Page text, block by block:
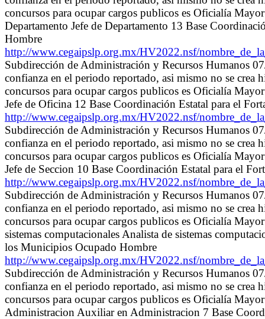
concursos para ocupar cargos publicos es Oficialía
Departamento Jefe de Departamento 13 Base
Hombre
http://www.cegaipslp.org.mx/HV2022.nsf/
Subdirección de Administración y Recursos Humanos
confianza en el periodo reportado, asi mismo no se crea
concursos para ocupar cargos publicos es Oficialía
Jefe de Oficina 12 Base Coordinación Estatal para el
http://www.cegaipslp.org.mx/HV2022.nsf/
Subdirección de Administración y Recursos Humanos
confianza en el periodo reportado, asi mismo no se crea
concursos para ocupar cargos publicos es Oficialía
Jefe de Seccion 10 Base Coordinación Estatal para el
http://www.cegaipslp.org.mx/HV2022.nsf/
Subdirección de Administración y Recursos Humanos
confianza en el periodo reportado, asi mismo no se crea
concursos para ocupar cargos publicos es Oficialía
sistemas computacionales Analista de sistemas
los Municipios Ocupado Hombre
http://www.cegaipslp.org.mx/HV2022.nsf/
Subdirección de Administración y Recursos Humanos
confianza en el periodo reportado, asi mismo no se crea
concursos para ocupar cargos publicos es Oficialía
Administracion Auxiliar en Administracion 7 Base